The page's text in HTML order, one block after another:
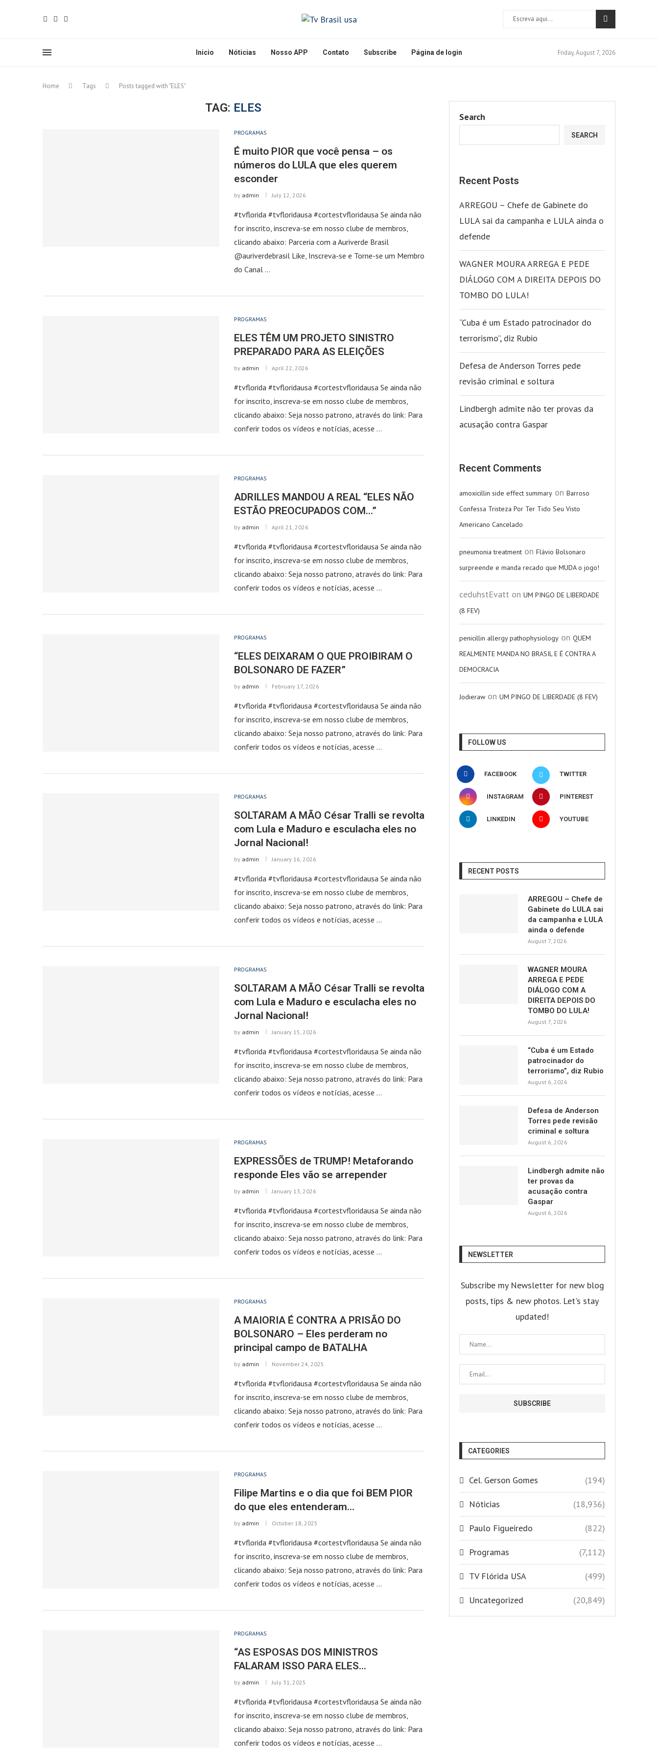
Inicio Nóticias Nosso APP Contato Subscribe Página de login Friday, August 7, 2026
Home Tags Posts tagged with "ELES"
TAG: ELES
PROGRAMAS
É muito PIOR que você pensa – os
números do LULA que eles querem
esconder
by admin July 12, 2026
#tvflorida #tvfloridausa #cortestvfloridausa Se ainda não
for inscrito, inscreva-se em nosso clube de membros,
clicando abaixo: Parceria com a Auriverde Brasil
@auriverdebrasil Like, Inscreva-se e Torne-se um Membro
do Canal …
PROGRAMAS
ELES TÊM UM PROJETO SINISTRO
PREPARADO PARA AS ELEIÇÕES
by admin April 22, 2026
#tvflorida #tvfloridausa #cortestvfloridausa Se ainda não
for inscrito, inscreva-se em nosso clube de membros,
clicando abaixo: Seja nosso patrono, através do link: Para
conferir todos os vídeos e notícias, acesse …
PROGRAMAS
ADRILLES MANDOU A REAL “ELES NÃO
ESTÃO PREOCUPADOS COM…”
by admin April 21, 2026
#tvflorida #tvfloridausa #cortestvfloridausa Se ainda não
for inscrito, inscreva-se em nosso clube de membros,
clicando abaixo: Seja nosso patrono, através do link: Para
conferir todos os vídeos e notícias, acesse …
PROGRAMAS
“ELES DEIXARAM O QUE PROIBIRAM O
BOLSONARO DE FAZER”
by admin February 17, 2026
#tvflorida #tvfloridausa #cortestvfloridausa Se ainda não
for inscrito, inscreva-se em nosso clube de membros,
clicando abaixo: Seja nosso patrono, através do link: Para
conferir todos os vídeos e notícias, acesse …
PROGRAMAS
SOLTARAM A MÃO César Tralli se revolta
com Lula e Maduro e esculacha eles no
Jornal Nacional!
by admin January 16, 2026
#tvflorida #tvfloridausa #cortestvfloridausa Se ainda não
for inscrito, inscreva-se em nosso clube de membros,
clicando abaixo: Seja nosso patrono, através do link: Para
conferir todos os vídeos e notícias, acesse …
PROGRAMAS
SOLTARAM A MÃO César Tralli se revolta
com Lula e Maduro e esculacha eles no
Jornal Nacional!
by admin January 15, 2026
#tvflorida #tvfloridausa #cortestvfloridausa Se ainda não
for inscrito, inscreva-se em nosso clube de membros,
clicando abaixo: Seja nosso patrono, através do link: Para
conferir todos os vídeos e notícias, acesse …
PROGRAMAS
EXPRESSÕES de TRUMP! Metaforando
responde Eles vão se arrepender
by admin January 13, 2026
#tvflorida #tvfloridausa #cortestvfloridausa Se ainda não
for inscrito, inscreva-se em nosso clube de membros,
clicando abaixo: Seja nosso patrono, através do link: Para
conferir todos os vídeos e notícias, acesse …
PROGRAMAS
A MAIORIA É CONTRA A PRISÃO DO
BOLSONARO – Eles perderam no
principal campo de BATALHA
by admin November 24, 2025
#tvflorida #tvfloridausa #cortestvfloridausa Se ainda não
for inscrito, inscreva-se em nosso clube de membros,
clicando abaixo: Seja nosso patrono, através do link: Para
conferir todos os vídeos e notícias, acesse …
PROGRAMAS
Filipe Martins e o dia que foi BEM PIOR
do que eles entenderam…
by admin October 18, 2025
#tvflorida #tvfloridausa #cortestvfloridausa Se ainda não
for inscrito, inscreva-se em nosso clube de membros,
clicando abaixo: Seja nosso patrono, através do link: Para
conferir todos os vídeos e notícias, acesse …
PROGRAMAS
“AS ESPOSAS DOS MINISTROS
FALARAM ISSO PARA ELES…
by admin July 31, 2025
#tvflorida #tvfloridausa #cortestvfloridausa Se ainda não
for inscrito, inscreva-se em nosso clube de membros,
clicando abaixo: Seja nosso patrono, através do link: Para
conferir todos os vídeos e notícias, acesse …
Search
SEARCH
Recent Posts
ARREGOU – Chefe de Gabinete do
LULA sai da campanha e LULA ainda o
defende
WAGNER MOURA ARREGA E PEDE
DIÁLOGO COM A DIREITA DEPOIS DO
TOMBO DO LULA!
“Cuba é um Estado patrocinador do
terrorismo”, diz Rubio
Defesa de Anderson Torres pede
revisão criminal e soltura
Lindbergh admite não ter provas da
acusação contra Gaspar
Recent Comments
amoxicillin side effect summary on Barroso
Confessa Tristeza Por Ter Tido Seu Visto
Americano Cancelado
pneumonia treatment on Flávio Bolsonaro
surpreende e manda recado que MUDA o jogo!
ceduhstEvatt on UM PINGO DE LIBERDADE
(8 FEV)
penicillin allergy pathophysiology on QUEM
REALMENTE MANDA NO BRASIL E É CONTRA A
DEMOCRACIA
Jodieraw on UM PINGO DE LIBERDADE (8 FEV)
FOLLOW US
FACEBOOK TWITTER
INSTAGRAM PINTEREST
LINKEDIN YOUTUBE
RECENT POSTS
ARREGOU – Chefe de
Gabinete do LULA sai
da campanha e LULA
ainda o defende
August 7, 2026
WAGNER MOURA
ARREGA E PEDE
DIÁLOGO COM A
DIREITA DEPOIS DO
TOMBO DO LULA!
August 7, 2026
“Cuba é um Estado
patrocinador do
terrorismo”, diz Rubio
August 6, 2026
Defesa de Anderson
Torres pede revisão
criminal e soltura
August 6, 2026
Lindbergh admite não
ter provas da
acusação contra
Gaspar
August 6, 2026
NEWSLETTER
Subscribe my Newsletter for new blog
posts, tips & new photos. Let's stay
updated!
CATEGORIES
Cel. Gerson Gomes (194)
Nóticias (18,936)
Paulo Figueiredo (822)
Programas (7,112)
TV Flórida USA (499)
Uncategorized (20,849)